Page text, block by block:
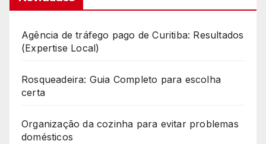
Agência de tráfego pago de Curitiba: Resultados
(Expertise Local)
Rosqueadeira: Guia Completo para escolha
certa
Organização da cozinha para evitar problemas
domésticos